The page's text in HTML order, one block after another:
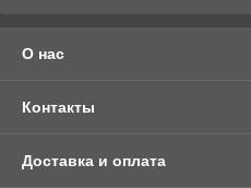
О нас
Контакты
Доставка и оплата